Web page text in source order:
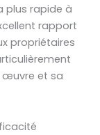
plus rapide à
rapport
propriétaires
œuvre et sa